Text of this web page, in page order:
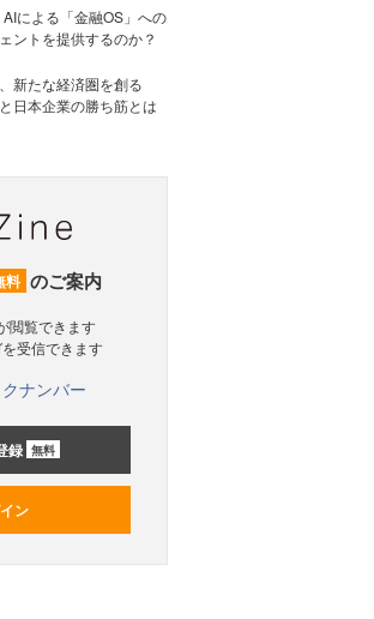
による「金融OS」への
ントを提供するのか？
新たな経済圏を創る
日本企業の勝ち筋とは
料 のご案内
閲覧できます
受信できます
ナンバー
録 無料
ン